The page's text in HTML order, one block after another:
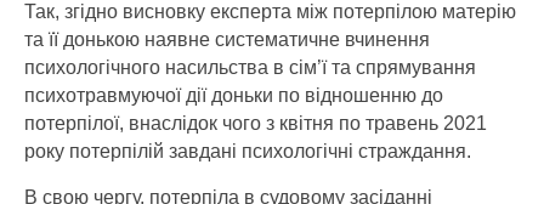
Так, згідно висновку експерта між потерпілою матерію
та її донькою наявне систематичне вчинення
психологічного насильства в сім’ї та спрямування
психотравмуючої дії доньки по відношенню до
потерпілої, внаслідок чого з квітня по травень 2021
року потерпілій завдані психологічні страждання.
В свою чергу, потерпіла в судовому засіданні